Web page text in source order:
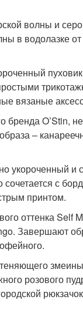
волны и
в водолазке
вязаные
O’Stin,
–
укороченный и
с
принтом.
оттенка Self
Завершают
розового